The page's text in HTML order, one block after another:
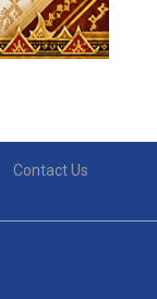
Contact Us